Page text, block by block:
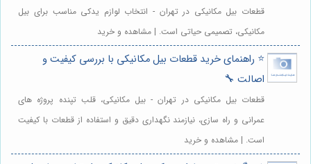
قطعات بیل مکانیکی در تهران - انتخاب لوازم یدکی مناسب برای بیل
مکانیکی، تصمیمی حیاتی است. | مشاهده و خرید
⭐️ راهنمای خرید قطعات بیل مکانیکی با بررسی کیفیت و
اصالت 🔧
قطعات بیل مکانیکی در تهران - بیل مکانیکی، قلب تپنده پروژه های
عمرانی و راه سازی، نیازمند نگهداری دقیق و استفاده از قطعات با کیفیت
است. | مشاهده و خرید